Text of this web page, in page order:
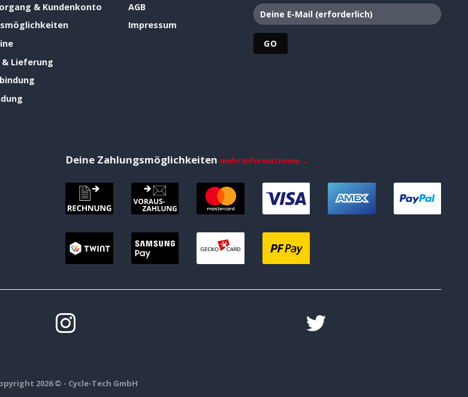
& Kundenkonto
& Lieferung
AGB
Impressum
Deine Zahlungsmöglichkeiten mehr Informationen →
2026 © - Cycle-Tech GmbH